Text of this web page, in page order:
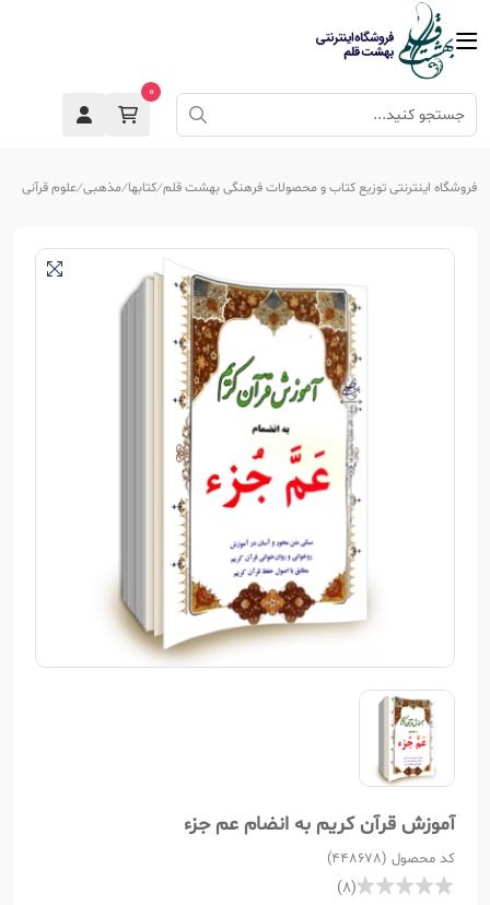
0
فروشگاه اینترنتی توزیع کتاب و محصولات فرهنگی بهشت قلم کتابها مذهبی علوم قرآنی
آموزش قرآن کریم به انضام عم جزء
کد محصول (448678)
(8)